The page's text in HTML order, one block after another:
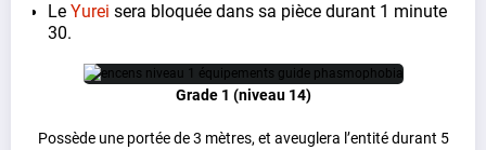
Le Yurei sera bloquée dans sa pièce durant 1 minute
30.
Grade 1 (niveau 14)
Possède une portée de 3 mètres, et aveuglera l’entité durant 5